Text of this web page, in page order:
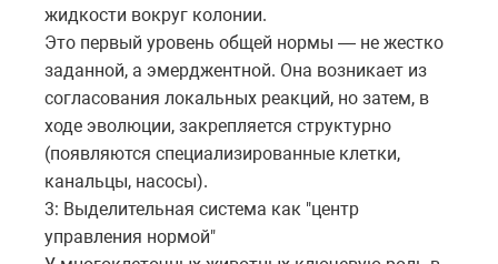
жидкости вокруг колонии.
Это первый уровень общей нормы — не жестко
заданной, а эмерджентной. Она возникает из
согласования локальных реакций, но затем, в
ходе эволюции, закрепляется структурно
(появляются специализированные клетки,
канальцы, насосы).
3: Выделительная система как "центр
управления нормой"